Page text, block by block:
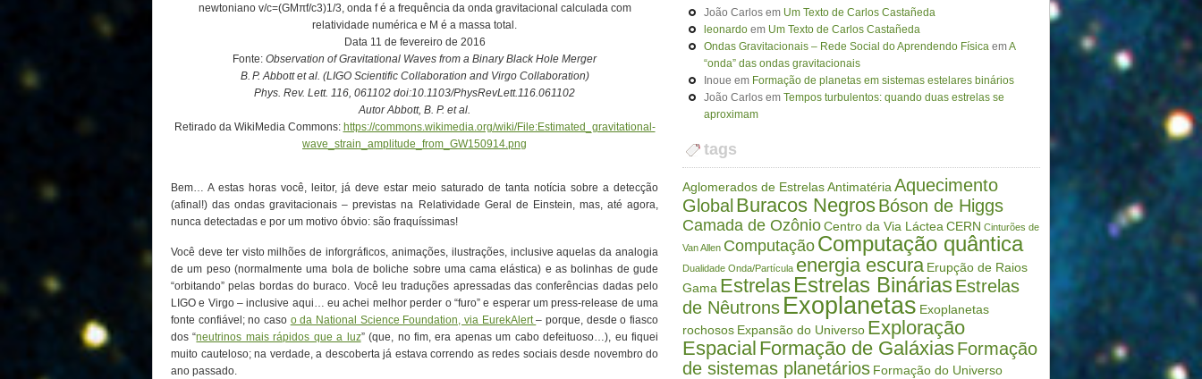
newtoniano v/c=(GMπf/c3)1/3, onda f é a frequência da onda gravitacional calculada com
relatividade numérica e M é a massa total.
Data 11 de fevereiro de 2016
Fonte: Observation of Gravitational Waves from a Binary Black Hole Merger
B. P. Abbott et al. (LIGO Scientific Collaboration and Virgo Collaboration)
Phys. Rev. Lett. 116, 061102 doi:10.1103/PhysRevLett.116.061102
Autor Abbott, B. P. et al.
Retirado da WikiMedia Commons: https://commons.wikimedia.org/wiki/File:Estimated_gravitational-
wave_strain_amplitude_from_GW150914.png
Bem… A estas horas você, leitor, já deve estar meio saturado de tanta notícia sobre a detecção
(afinal!) das ondas gravitacionais – previstas na Relatividade Geral de Einstein, mas, até agora,
nunca detectadas e por um motivo óbvio: são fraquíssimas!
Você deve ter visto milhões de inforgráficos, animações, ilustrações, inclusive aquelas da analogia
de um peso (normalmente uma bola de boliche sobre uma cama elástica) e as bolinhas de gude
“orbitando” pelas bordas do buraco. Você leu traduções apressadas das conferências dadas pelo
LIGO e Virgo – inclusive aqui… eu achei melhor perder o “furo” e esperar um press-release de uma
fonte confiável; no caso o da National Science Foundation, via EurekAlert– porque, desde o fiasco
dos “neutrinos mais rápidos que a luz” (que, no fim, era apenas um cabo defeituoso…), eu fiquei
muito cauteloso; na verdade, a descoberta já estava correndo as redes sociais desde novembro do
ano passado.
João Carlos em Um Texto de Carlos Castañeda
leonardo em Um Texto de Carlos Castañeda
Ondas Gravitacionais – Rede Social do Aprendendo Física emA
“onda” das ondas gravitacionais
Inoue em Formação de planetas em sistemas estelares binários
João Carlos em Tempos turbulentos: quando duas estrelas se
aproximam
tags
Aglomerados de EstrelasAntimatéria Aquecimento
Global Buracos NegrosBóson de Higgs
Camada de OzônioCentro da Via Láctea CERN Cinturões de
Van Allen Computação Computação quântica
Dualidade Onda/Partícula energia escura Erupção de Raios
Gama Estrelas Estrelas Binárias Estrelas
de Nêutrons Exoplanetas Exoplanetas
rochosos Expansão do Universo Exploração
Espacial Formação de GaláxiasFormação
de sistemas planetários Formação do Universo